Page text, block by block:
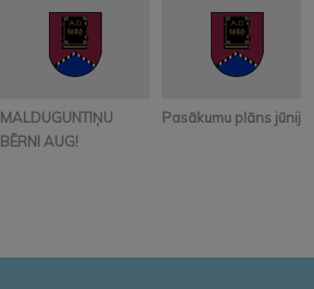
MALDUGUNTIŅU
BĒRNI AUG!
Pasākumu plāns jūnijā